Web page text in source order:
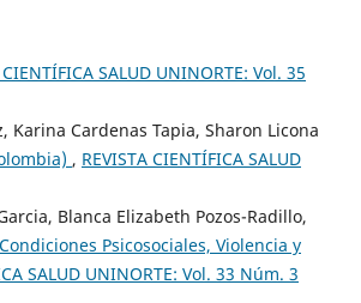
CIENTÍFICA SALUD UNINORTE: Vol. 35
Cardenas Tapia, Sharon Licona
, REVISTA CIENTÍFICA SALUD
Blanca Elizabeth Pozos-Radillo,
Condiciones Psicosociales, Violencia y
SALUD UNINORTE: Vol. 33 Núm. 3